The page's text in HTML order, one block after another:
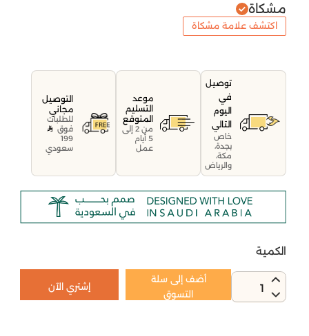
مشكاة
اكتشف علامة مشكاة
توصيل
في
اليوم
التالي
خاص
بجدة،
مكة،
والرياض
موعد
التسليم
المتوقع
من 2 إلى
5 أيام
عمل
التوصيل
مجاني
للطلبات
فوق
199
سعودي
الكمية
1
أضف إلى سلة
التسوق
إشتري الآن